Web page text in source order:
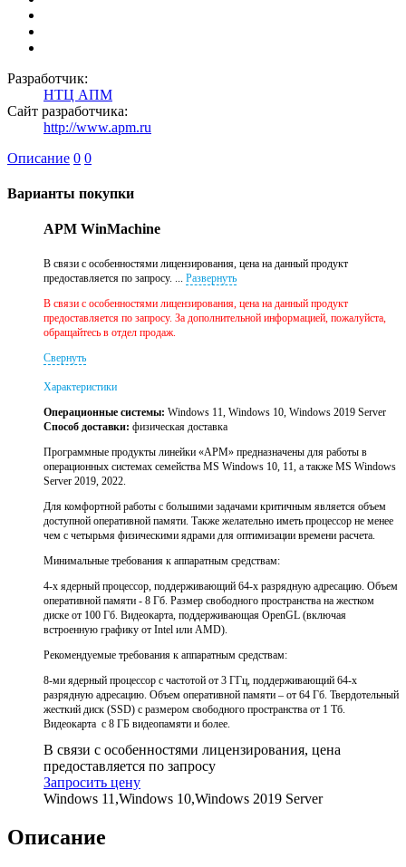
Разработчик:
НТЦ АПМ
Сайт разработчика:
http://www.apm.ru
Описание 0 0
Варианты покупки
APM WinMachine
В связи с особенностями лицензирования, цена на данный продукт
предоставляется по запросу. ... Развернуть
В связи с особенностями лицензирования, цена на данный продукт
предоставляется по запросу. За дополнительной информацией, пожалуйста,
обращайтесь в отдел продаж.
Свернуть
Характеристики
Операционные системы: Windows 11, Windows 10, Windows 2019 Server
Способ доставки: физическая доставка
Программные продукты линейки «APM» предназначены для работы в
операционных системах семейства MS Windows 10, 11, а также MS Windows
Server 2019, 2022.
Для комфортной работы с большими задачами критичным является объем
доступной оперативной памяти. Также желательно иметь процессор не менее
чем с четырьмя физическими ядрами для оптимизации времени расчета.
Минимальные требования к аппаратным средствам:
4-х ядерный процессор, поддерживающий 64-х разрядную адресацию. Объем
оперативной памяти - 8 Гб. Размер свободного пространства на жестком
диске от 100 Гб. Видеокарта, поддерживающая OpenGL (включая
встроенную графику от Intel или AMD).
Рекомендуемые требования к аппаратным средствам:
8-ми ядерный процессор с частотой от 3 ГГц, поддерживающий 64-х
разрядную адресацию. Объем оперативной памяти – от 64 Гб. Твердотельный
жесткий диск (SSD) c размером свободного пространства от 1 Tб.
Видеокарта с 8 ГБ видеопамяти и более.
В связи с особенностями лицензирования, цена
предоставляется по запросу
Запросить цену
Windows 11,Windows 10,Windows 2019 Server
Описание